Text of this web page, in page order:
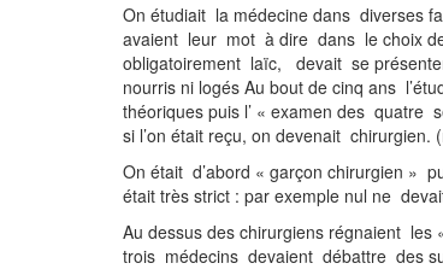
On étudiait la médecine dans diverses
avaient leur mot à dire dans le choix
obligatoirement laïc, devait se
nourris ni logés Au bout de cinq ans
théoriques puis l’ « examen des
si l’on était reçu, on devenait
On était d’abord « garçon chirurgien »
était très strict : par
Au dessus des chirurgiens régnaient
trois médecins devaient débattre des